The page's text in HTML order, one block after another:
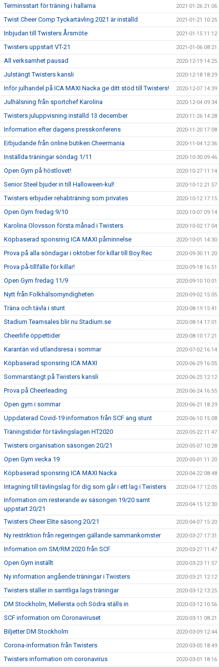
Terminsstart för träning i hallarna 2021-01-26 21:06
Twist Cheer Comp Tyckartävling 2021 är inställd 2021-01-21 10:25
Inbjudan till Twisters Årsmöte 2021-01-15 11:12
Twisters uppstart VT-21 2021-01-06 08:21
All verksamhet pausad 2020-12-19 14:25
Julstängt Twisters kansli 2020-12-18 18:29
Inför julhandel på ICA MAXI Nacka ge ditt stöd till Twisters! 2020-12-07 14:39
Julhälsning från sportchef Karolina 2020-12-04 09:34
Twisters juluppvisning inställd 13 december 2020-11-26 14:28
Information efter dagens presskonferens 2020-11-20 17:08
Erbjudande från online butiken Cheermania 2020-11-04 12:36
Inställda träningar söndag 1/11 2020-10-30 09:46
Open Gym på höstlovet! 2020-10-27 11:14
Senior Steel bjuder in till Halloween-kul! 2020-10-12 21:57
Twisters erbjuder rehabträning som privates 2020-10-12 17:15
Open Gym fredag 9/10 2020-10-07 09:14
Karolina Olovsson första månad i Twisters 2020-10-02 17:04
Köpbaserad sponsring ICA MAXI påminnelse 2020-10-01 14:30
Prova på alla söndagar i oktober för killar till Boy Rec 2020-09-30 11:20
Prova på-tillfälle för killar! 2020-09-18 16:51
Open Gym fredag 11/9 2020-09-10 10:01
Nytt från Folkhälsomyndigheten 2020-09-02 15:05
Träna och tävla i stunt 2020-08-19 15:41
Stadium Teamsales blir nu Stadium.se 2020-08-14 17:01
Cheerlife öppettider 2020-08-10 17:21
Karantän vid utlandsresa i sommar 2020-07-02 16:14
Köpbaserad sponsring ICA MAXI 2020-06-29 16:05
Sommarstängt på Twisters kansli 2020-06-25 12:12
Prova på Cheerleading 2020-06-24 16:55
Open gym i sommar 2020-06-21 18:29
Uppdaterad Covid-19 information från SCF ang stunt 2020-06-10 15:08
Träningstider för tävlingslagen HT2020 2020-05-22 11:47
Twisters organisation säsongen 20/21 2020-05-07 10:28
Open Gym vecka 19 2020-05-01 11:20
Köpbaserad sponsring ICA MAXI Nacka 2020-04-22 08:48
Intagning till tävlingslag för dig som går i ett lag i Twisters 2020-04-17 12:05
Information om resterande av säsongen 19/20 samt
uppstart 20/21
2020-04-15 12:30
Twisters Cheer Elite säsong 20/21 2020-04-07 15:20
Ny restriktion från regeringen gällande sammankomster 2020-03-27 17:31
Information om SM/RM 2020 från SCF 2020-03-27 11:47
Open Gym inställt 2020-03-23 11:57
Ny information angående träningar i Twisters 2020-03-21 12:12
Twisters ställer in samtliga lags träningar 2020-03-12 13:25
DM Stockholm, Mellersta och Södra ställs in 2020-03-12 10:56
SCF information om Coronaviruset 2020-03-11 08:21
Biljetter DM Stockholm 2020-03-09 12:44
Corona-information från Twisters 2020-03-05 18:49
Twisters information om coronavirus 2020-03-01 18:16